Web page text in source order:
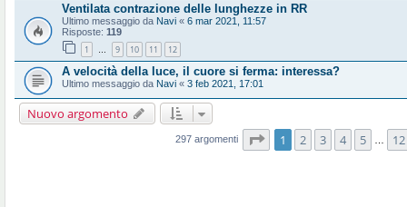
Ventilata contrazione delle lunghezze in RR
Ultimo messaggio da Navi « 6 mar 2021, 11:57
Risposte: 119
1 … 9 10 11 12
A velocità della luce, il cuore si ferma: interessa?
Ultimo messaggio da Navi « 3 feb 2021, 17:01
Nuovo argomento
297 argomenti Pagina1 di12
1 2 3 4 5 12